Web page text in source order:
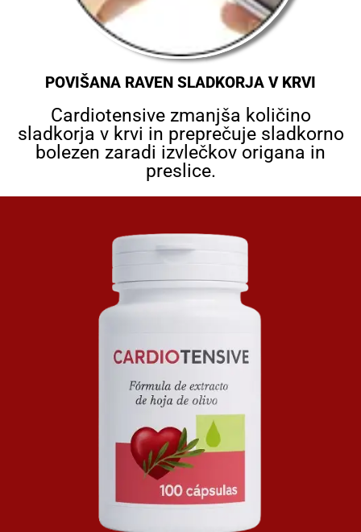
POVIŠANA RAVEN SLADKORJA V KRVI
Cardiotensive zmanjša količino
sladkorja v krvi in preprečuje sladkorno
bolezen zaradi izvlečkov origana in
preslice.